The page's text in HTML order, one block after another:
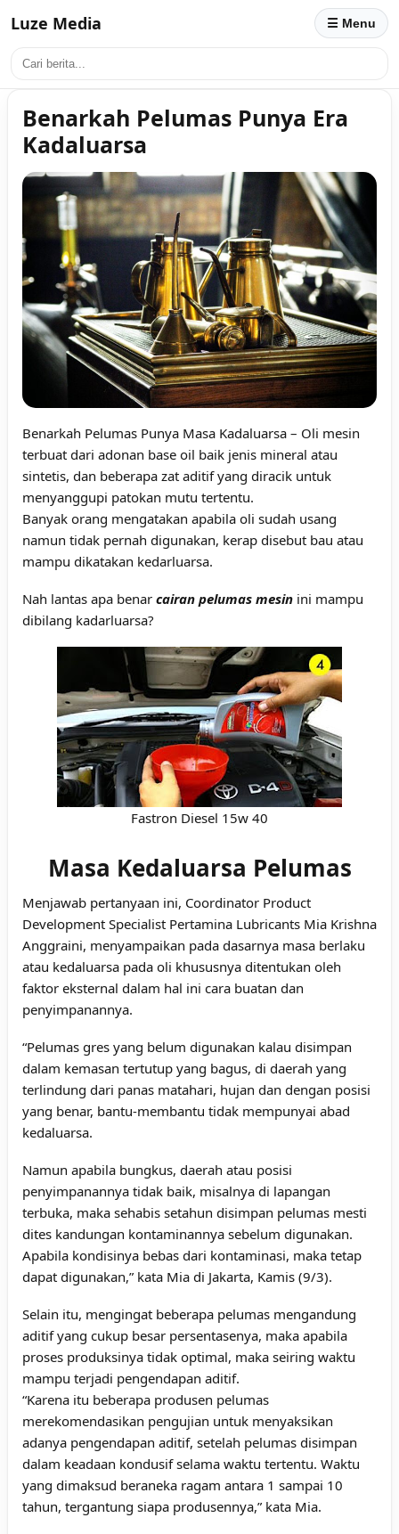
Luze Media ☰ Menu
Benarkah Pelumas Punya Era
Kadaluarsa
Benarkah Pelumas Punya Masa Kadaluarsa – Oli mesin
terbuat dari adonan base oil baik jenis mineral atau
sintetis, dan beberapa zat aditif yang diracik untuk
menyanggupi patokan mutu tertentu.
Banyak orang mengatakan apabila oli sudah usang
namun tidak pernah digunakan, kerap disebut bau atau
mampu dikatakan kedarluarsa.
Nah lantas apa benar cairan pelumas mesin ini mampu
dibilang kadarluarsa?
Fastron Diesel 15w 40
Masa Kedaluarsa Pelumas
Menjawab pertanyaan ini, Coordinator Product
Development Specialist Pertamina Lubricants Mia Krishna
Anggraini, menyampaikan pada dasarnya masa berlaku
atau kedaluarsa pada oli khususnya ditentukan oleh
faktor eksternal dalam hal ini cara buatan dan
penyimpanannya.
“Pelumas gres yang belum digunakan kalau disimpan
dalam kemasan tertutup yang bagus, di daerah yang
terlindung dari panas matahari, hujan dan dengan posisi
yang benar, bantu-membantu tidak mempunyai abad
kedaluarsa.
Namun apabila bungkus, daerah atau posisi
penyimpanannya tidak baik, misalnya di lapangan
terbuka, maka sehabis setahun disimpan pelumas mesti
dites kandungan kontaminannya sebelum digunakan.
Apabila kondisinya bebas dari kontaminasi, maka tetap
dapat digunakan,” kata Mia di Jakarta, Kamis (9/3).
Selain itu, mengingat beberapa pelumas mengandung
aditif yang cukup besar persentasenya, maka apabila
proses produksinya tidak optimal, maka seiring waktu
mampu terjadi pengendapan aditif.
“Karena itu beberapa produsen pelumas
merekomendasikan pengujian untuk menyaksikan
adanya pengendapan aditif, setelah pelumas disimpan
dalam keadaan kondusif selama waktu tertentu. Waktu
yang dimaksud beraneka ragam antara 1 sampai 10
tahun, tergantung siapa produsennya,” kata Mia.